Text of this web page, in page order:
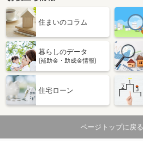
住まいのコラム
暮らしのデータ
(補助金・助成金情報)
住宅ローン
ページトップに戻る